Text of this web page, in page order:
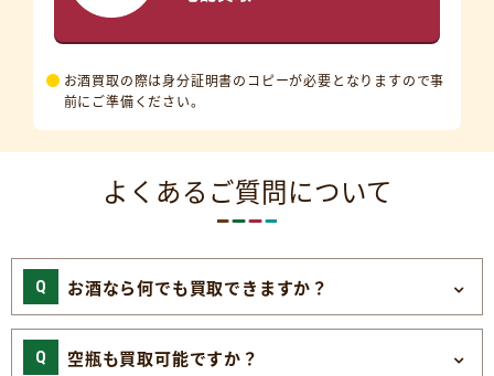
お酒買取の際は身分証明書のコピーが必要となりますので事
前にご準備ください。
よくあるご質問について
お酒なら何でも買取できますか？
空瓶も買取可能ですか？